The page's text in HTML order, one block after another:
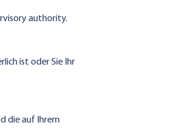
authority.
ist oder Sie Ihr
die auf Ihrem